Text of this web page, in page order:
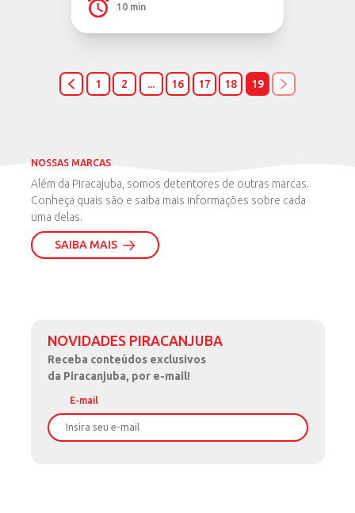
10 min
1 2 ... 16 17 18 19
NOSSAS MARCAS
Além da Piracajuba, somos detentores de outras marcas.
Conheça quais são e saiba mais informações sobre cada
uma delas.
SAIBA MAIS
NOVIDADES PIRACANJUBA
Receba conteúdos exclusivos
da Piracanjuba, por e-mail!
E-mail